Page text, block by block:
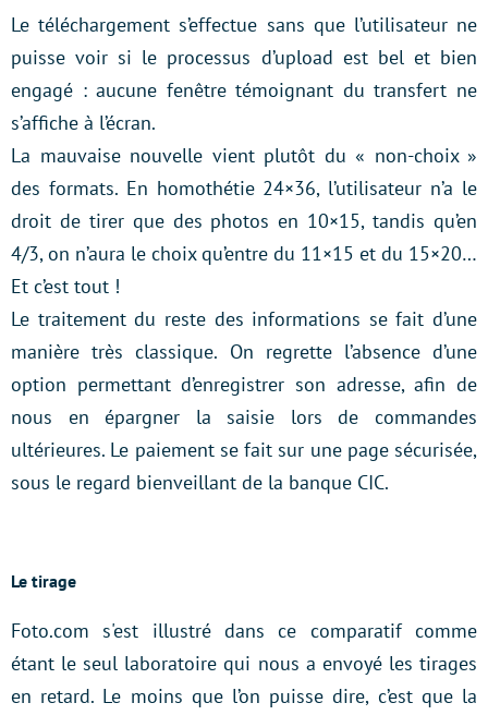
Le téléchargement s’effectue sans que l’utilisateur ne
puisse voir si le processus d’upload est bel et bien
engagé : aucune fenêtre témoignant du transfert ne
s’affiche à l’écran.
La mauvaise nouvelle vient plutôt du « non-choix »
des formats. En homothétie 24×36, l’utilisateur n’a le
droit de tirer que des photos en 10×15, tandis qu’en
4/3, on n’aura le choix qu’entre du 11×15 et du 15×20…
Et c’est tout !
Le traitement du reste des informations se fait d’une
manière très classique. On regrette l’absence d’une
option permettant d’enregistrer son adresse, afin de
nous en épargner la saisie lors de commandes
ultérieures. Le paiement se fait sur une page sécurisée,
sous le regard bienveillant de la banque CIC.
Le tirage
Foto.com s'est illustré dans ce comparatif comme
étant le seul laboratoire qui nous a envoyé les tirages
en retard. Le moins que l’on puisse dire, c’est que la